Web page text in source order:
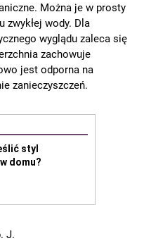
Można je w prosty
zwykłej wody. Dla
wyglądu zaleca się
zachowuje
jest odporna na
zanieczyszczeń.
J.